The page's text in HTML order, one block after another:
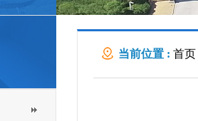
当前位置 : 首页